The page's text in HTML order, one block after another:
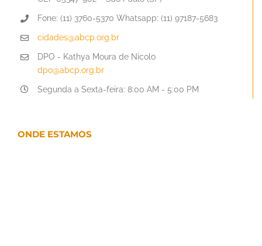
Fone: (11) 3760-5370 Whatsapp: (11) 97187-5683
cidades@abcp.org.br
DPO - Kathya Moura de Nicolo
dpo@abcp.org.br
Segunda a Sexta-feira: 8:00 AM - 5:00 PM
ONDE ESTAMOS